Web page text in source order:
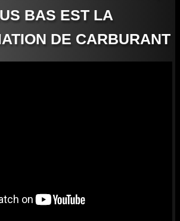
BAS EST LA
DE CARBURANT